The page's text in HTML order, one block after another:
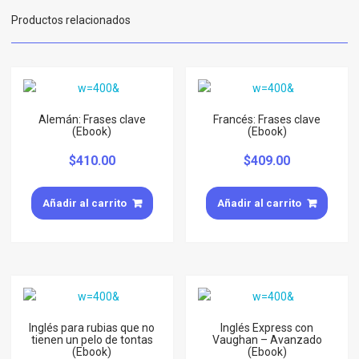
Productos relacionados
Alemán: Frases clave
(Ebook)
$410.00
Añadir al carrito
Francés: Frases clave
(Ebook)
$409.00
Añadir al carrito
Inglés para rubias que no
tienen un pelo de tontas
(Ebook)
Inglés Express con
Vaughan – Avanzado
(Ebook)